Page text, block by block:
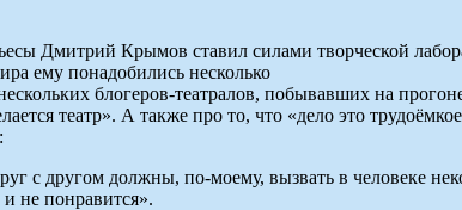
Дмитрий Крымов ставил силами творческой
ему понадобились несколько
блогеров-театралов, побывавших на
театр». А также про то, что «дело это
с другом должны, по-моему, вызвать в
не понравится».